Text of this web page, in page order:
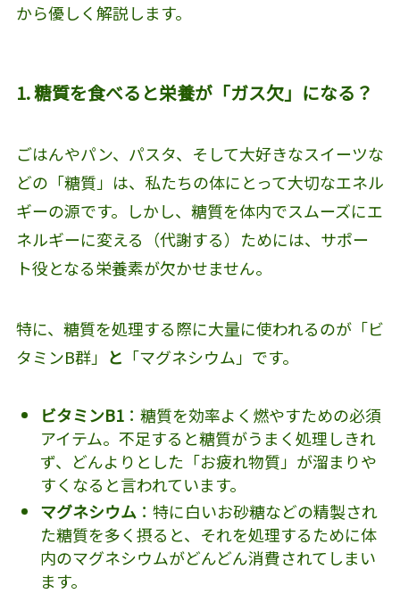
から優しく解説します。
1. 糖質を食べると栄養が「ガス欠」になる？
ごはんやパン、パスタ、そして大好きなスイーツな
どの「糖質」は、私たちの体にとって大切なエネル
ギーの源です。しかし、糖質を体内でスムーズにエ
ネルギーに変える（代謝する）ためには、サポー
ト役となる栄養素が欠かせません。
特に、糖質を処理する際に大量に使われるのが「ビ
タミンB群」 と 「マグネシウム」です。
ビタミンB1：糖質を効率よく燃やすための必須
アイテム。不足すると糖質がうまく処理しきれ
ず、どんよりとした「お疲れ物質」が溜まりや
すくなると言われています。
マグネシウム ：特に白いお砂糖などの精製され
た糖質を多く摂ると、それを処理するために体
内のマグネシウムがどんどん消費されてしまい
ます。